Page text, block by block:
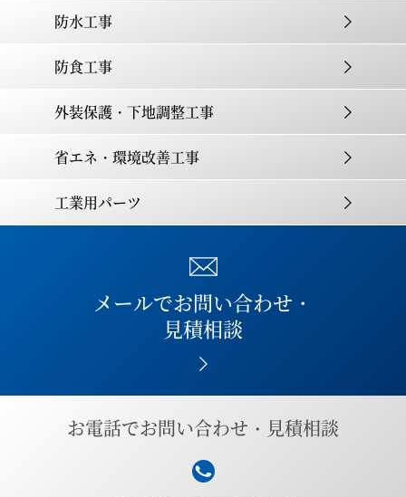
防水工事
防食工事
外装保護・下地調整工事
省エネ・環境改善工事
工業用パーツ
メールでお問い合わせ・
見積相談
お電話でお問い合わせ・見積相談